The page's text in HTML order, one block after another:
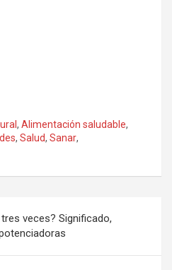
, Alimentación saludable,
, Salud, Sanar,
veces? Significado,